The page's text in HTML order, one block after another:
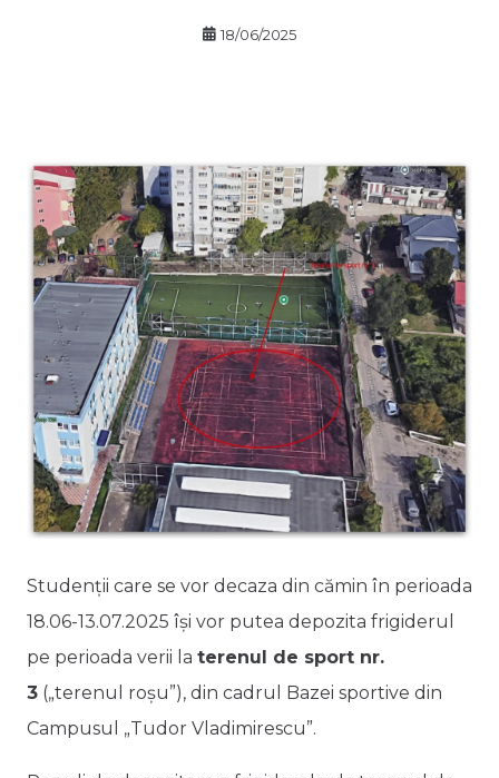
18/06/2025
Studenții care se vor decaza din cămin în perioada
18.06-13.07.2025 își vor putea depozita frigiderul
pe perioada verii la terenul de sport nr.
3 („terenul roșu”), din cadrul Bazei sportive din
Campusul „Tudor Vladimirescu”.